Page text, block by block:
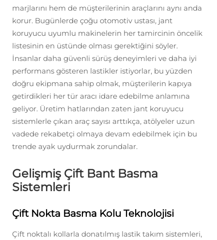
marjlarını hem de müşterilerinin araçlarını aynı anda
korur. Bugünlerde çoğu otomotiv ustası, jant
koruyucu uyumlu makinelerin her tamircinin öncelik
listesinin en üstünde olması gerektiğini söyler.
İnsanlar daha güvenli sürüş deneyimleri ve daha iyi
performans gösteren lastikler istiyorlar, bu yüzden
doğru ekipmana sahip olmak, müşterilerin kapıya
getirdikleri her tür aracı idare edebilme anlamına
geliyor. Üretim hatlarından zaten jant koruyucu
sistemlerle çıkan araç sayısı arttıkça, atölyeler uzun
vadede rekabetçi olmaya devam edebilmek için bu
trende ayak uydurmak zorundalar.
Gelişmiş Çift Bant Basma
Sistemleri
Çift Nokta Basma Kolu Teknolojisi
Çift noktalı kollarla donatılmış lastik takım sistemleri,